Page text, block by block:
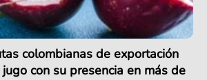
colombianas de exportación
con su presencia en más de